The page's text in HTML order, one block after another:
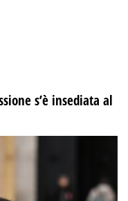
s’è insediata al